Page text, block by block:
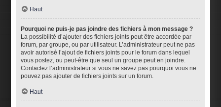
Haut
Pourquoi ne puis-je pas joindre des fichiers à mon message ?
La possibilité d’ajouter des fichiers joints peut être accordée par
forum, par groupe, ou par utilisateur. L’administrateur peut ne pas
avoir autorisé l’ajout de fichiers joints pour le forum dans lequel
vous postez, ou peut-être que seul un groupe peut en joindre.
Contactez l’administrateur si vous ne savez pas pourquoi vous ne
pouvez pas ajouter de fichiers joints sur un forum.
Haut